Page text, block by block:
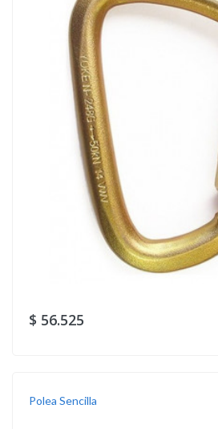
$ 56.525
Polea Sencilla